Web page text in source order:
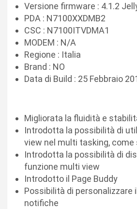
Versione firmware : 4.1.2
PDA : N7100XXDMB2
CSC : N7100ITVDMA1
MODEM : N/A
Regione : Italia
Brand : NO
Data di Build : 25 Febbraio
Migliorata la fluidità e
Introdotta la possibilità di
view nel multi tasking, come
Introdotta la possibilità di
funzione multi view
Introdotto il Page Buddy
Possibilità di personalizzare
notifiche